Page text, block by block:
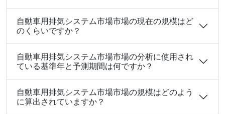
自動車用排気システム市場市場の現在の規模はど
のくらいですか？
自動車用排気システム市場市場の分析に使用され
ている基準年と予測期間は何ですか？
自動車用排気システム市場市場の規模はどのよう
に算出されていますか？